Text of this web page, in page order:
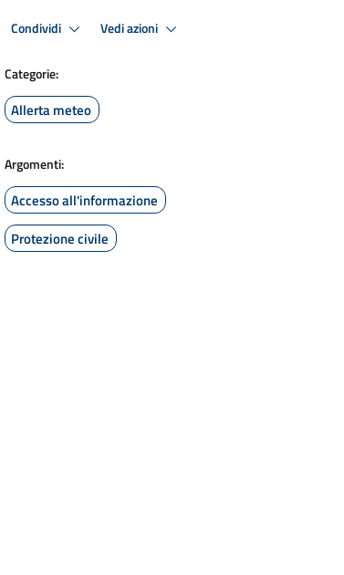
Condividi Vedi azioni
Categorie:
Allerta meteo
Argomenti:
Accesso all'informazione
Protezione civile